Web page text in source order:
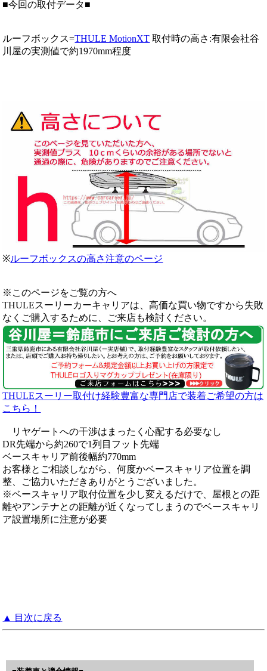
■今回の取付データ■
ルーフボックス=THULE MotionXT 取付時の高さ:有限会社谷
川屋の実測値で約1970mm程度
※ルーフボックスの高さ注意のページ
※このページをご覧の方へ
THULEスーリーカーキャリアは、高価な買い物ですから失敗
なくご購入するために、ご来店も検討ください。
THULEスーリー取付け経験豊富な専門店で装着ご希望の方は
こちら！
リヤゲートへの干渉はまったく心配する必要なし
DR先端から約260で1列目フット先端
ベースキャリア前後幅約770mm
お客様とご相談しながら、何度かベースキャリア位置を調
整、ご協力いただきありがとうございました。
※ベースキャリア取付位置を少し変えるだけで、屋根との距
離やアンテナとの距離が近くなってしまうのでベースキャリ
ア設置場所に注意が必要
▲ 目次に戻る